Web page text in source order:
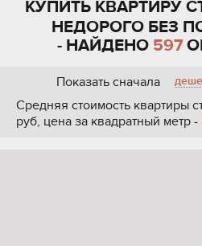
КУПИТЬ КВАРТИРУ
НЕДОРОГО БЕЗ
- НАЙДЕНО 597
Показать сначала
Средняя стоимость квартиры
руб, цена за квадратный метр -